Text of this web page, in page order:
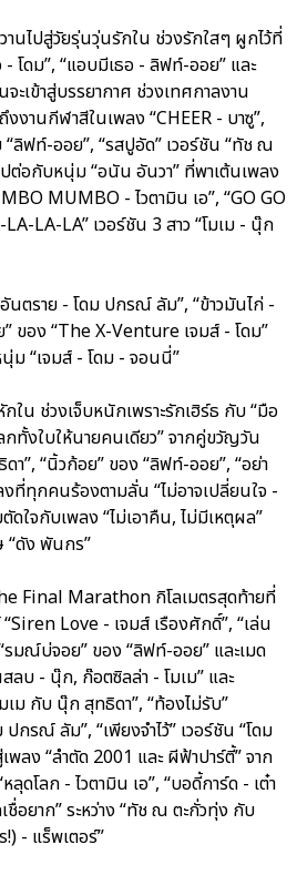
ไปสู่วัยรุ่นวุ่นรักใน ช่วงรักใสๆ ผูกไว้ที่
โดม”, “แอบมีเธอ - ลิฟท์-ออย” และ
ะเข้าสู่บรรยากาศ ช่วงเทศกาลงาน
งานกีฬาสีในเพลง “CHEER - บาซู”,
ลิฟท์-ออย”, “รสปูอัด” เวอร์ชัน “ทัช ณ
ปต่อกับหนุ่ม “อนัน อันวา” ที่พาเต้นเพลง
MUMBO - ไวตามิน เอ”, “GO GO
LA-LA” เวอร์ชัน 3 สาว “โมเม - นุ๊ก
ตราย - โดม ปกรณ์ ลัม”, “ข้าวมันไก่ -
” ของ “The X-Venture เจมส์ - โดม”
ม “เจมส์ - โดม - จอนนี่”
ใน ช่วงเจ็บหนักเพราะรักเฮิร์ธ กับ “มือ
ทั้งใบให้นายคนเดียว” จากคู่ขวัญวัน
า”, “นิ้วก้อย” ของ “ลิฟท์-ออย”, “อย่า
งที่ทุกคนร้องตามลั่น “ไม่อาจเปลี่ยนใจ -
ดใจกับเพลง “ไม่เอาคืน, ไม่มีเหตุผล”
“ดัง พันกร”
Final Marathon กิโลเมตรสุดท้ายที่
Love - เจมส์ เรืองศักดิ์”, “เล่น
รมณ์บ่จอย” ของ “ลิฟท์-ออย” และเมด
ลบ - นุ๊ก, ก๊อตซิลล่า - โมเม” และ
เม กับ นุ๊ก สุทธิดา”, “ท้องไม่รับ”
กรณ์ ลัม”, “เพียงจำไว้” เวอร์ชัน “โดม
ลง “ลำตัด 2001 และ ผีฟ้าปาร์ตี้” จาก
ลุดโลก - ไวตามิน เอ”, “บอดี้การ์ด - เต๋า
อยาก” ระหว่าง “ทัช ณ ตะกั่วทุ่ง กับ
- แร็พเตอร์”